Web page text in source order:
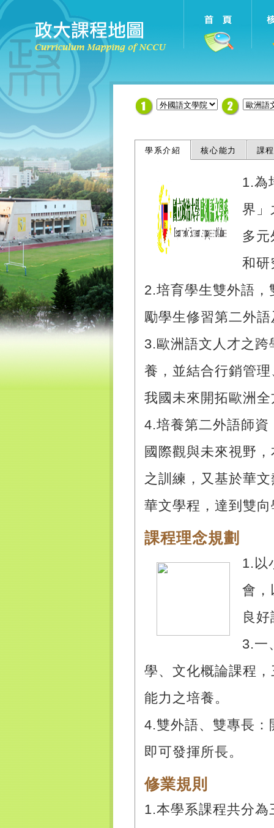
學系介紹 核心能力 課
1.為
界」
多
和研
2.培育學生雙外語
勵學生修習第二外
3.歐洲語文人才之
養，並結合行銷管
我國未來開拓歐洲
4.培養第二外語師
國際觀與未來視野
之訓練，又基於華
華文學程，達到雙
課程理念規劃
1.以
會，
良
3.一
學、文化概論課程
能力之培養。
4.雙外語、雙專長
即可發揮所長。
修業規則
1.本學系課程共分